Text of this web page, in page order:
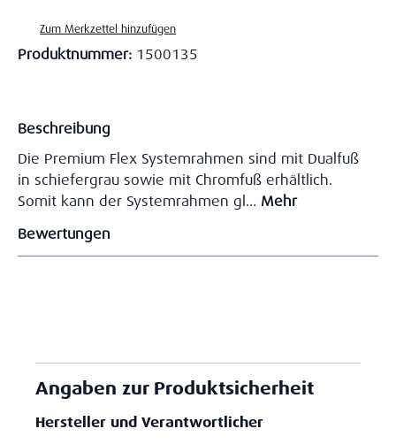
Zum Merkzettel hinzufügen
Produktnummer: 1500135
Beschreibung
Die Premium Flex Systemrahmen sind mit Dualfuß
in schiefergrau sowie mit Chromfuß erhältlich.
Somit kann der Systemrahmen gl… Mehr
Bewertungen
Angaben zur Produktsicherheit
Hersteller und Verantwortlicher